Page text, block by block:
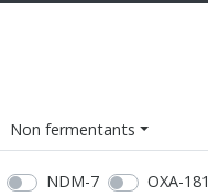
Non fermentants
NDM-7 OXA-181